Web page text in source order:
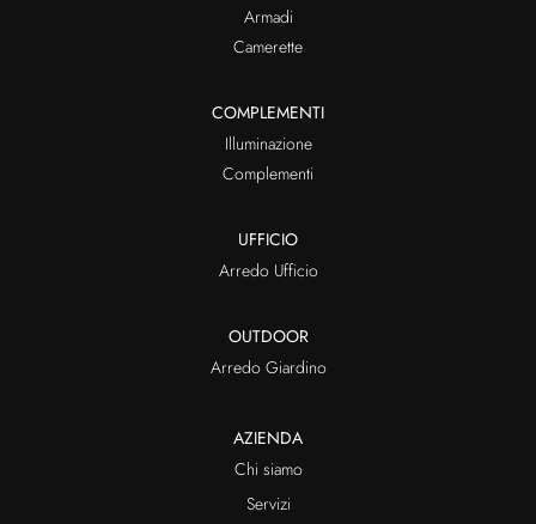
Armadi
Camerette
COMPLEMENTI
Illuminazione
Complementi
UFFICIO
Arredo Ufficio
OUTDOOR
Arredo Giardino
AZIENDA
Chi siamo
Servizi